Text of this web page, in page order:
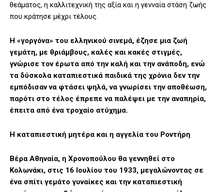
θεάματος, η καλλιτεχνική της αξία και η γενναία στάση ζωής
που κράτησε μέχρι τέλους.
Η «γοργόνα» του ελληνικού σινεμά, έζησε μια ζωή
γεμάτη, με θριάμβους, καλές και κακές στιγμές,
γνώρισε τον έρωτα από την καλή και την ανάποδη, ενώ
τα δύσκολα καταπιεστικά παιδικά της χρόνια δεν την
εμπόδισαν να φτάσει ψηλά, να γνωρίσει την αποθέωση,
παρότι στο τέλος έπρεπε να παλέψει με την αναπηρία,
έπειτα από ένα τροχαίο ατύχημα.
Η καταπιεστική μητέρα και η αγγελία του Ροντήρη
Βέρα Αθηναία, η Χρονοπούλου θα γεννηθεί στο
Κολωνάκι, στις 16 Ιουλίου του 1933, μεγαλώνοντας σε
ένα σπίτι γεμάτο γυναίκες και την καταπιεστική